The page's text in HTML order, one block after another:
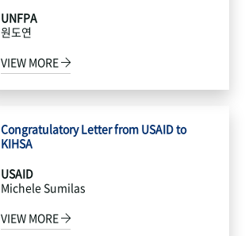
UNFPA
원도연
VIEW MORE
Congratulatory Letter from USAID to
KIHSA
USAID
Michele Sumilas
VIEW MORE